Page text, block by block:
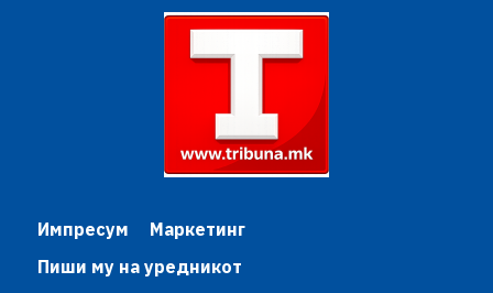
Импресум
Маркетинг
Пиши му на уредникот